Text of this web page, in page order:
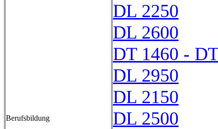
Berufsbildung
DL 2250
DL 2600
DT 1460 -
DL 2950
DL 2150
DL 2500